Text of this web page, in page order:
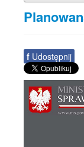
f Udostępnij